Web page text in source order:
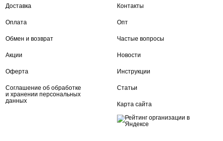
Доставка
Оплата
Обмен и возврат
Акции
Оферта
Соглашение об обработке
и хранении персональных
данных
Контакты
Опт
Частые вопросы
Новости
Инструкции
Статьи
Карта сайта